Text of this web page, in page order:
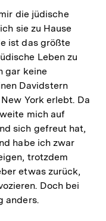
die jüdische
sie zu Hause
ist das größte
Leben zu
gar keine
Davidstern
York erlebt. Da
mich auf
sich gefreut hat,
habe ich zwar
trotzdem
etwas zurück,
Doch bei
anders.